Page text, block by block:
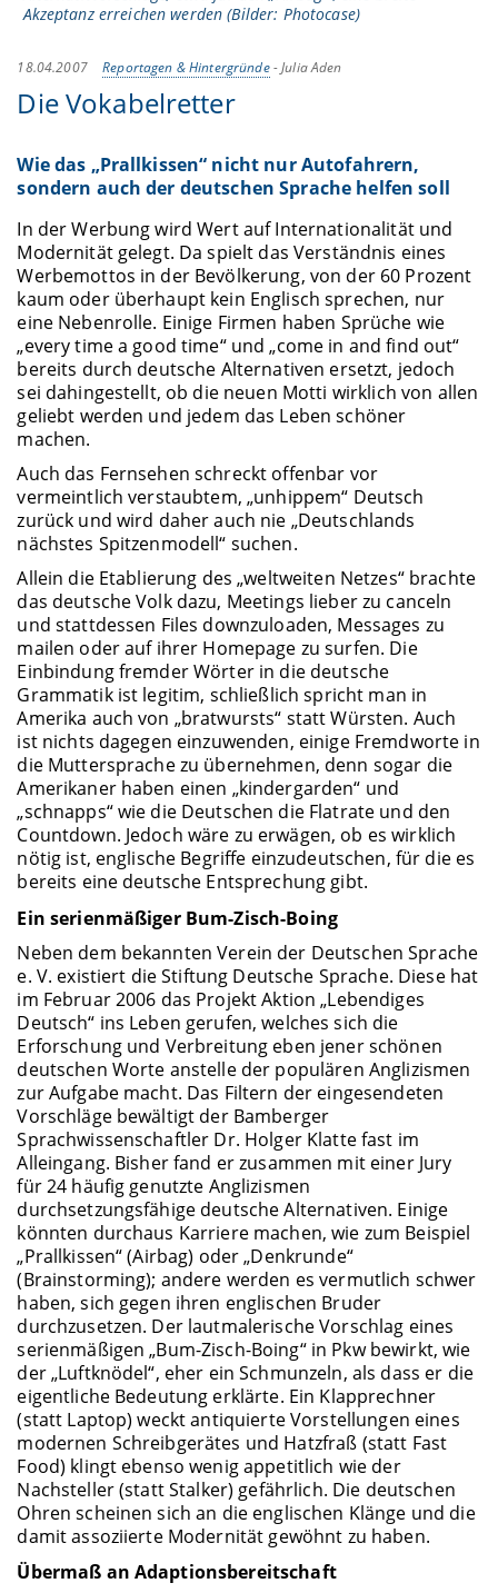
Akzeptanz erreichen werden (Bilder: Photocase)
18.04.2007 Reportagen & Hintergründe-Julia Aden
Die Vokabelretter
Wie das „Prallkissen“ nicht nur Autofahrern,
sondern auch der deutschen Sprache helfen soll
In der Werbung wird Wert auf Internationalität und
Modernität gelegt. Da spielt das Verständnis eines
Werbemottos in der Bevölkerung, von der 60 Prozent
kaum oder überhaupt kein Englisch sprechen, nur
eine Nebenrolle. Einige Firmen haben Sprüche wie
„every time a good time“ und „come in and find out“
bereits durch deutsche Alternativen ersetzt, jedoch
sei dahingestellt, ob die neuen Motti wirklich von allen
geliebt werden und jedem das Leben schöner
machen.
Auch das Fernsehen schreckt offenbar vor
vermeintlich verstaubtem, „unhippem“ Deutsch
zurück und wird daher auch nie „Deutschlands
nächstes Spitzenmodell“ suchen.
Allein die Etablierung des „weltweiten Netzes“ brachte
das deutsche Volk dazu, Meetings lieber zu canceln
und stattdessen Files downzuloaden, Messages zu
mailen oder auf ihrer Homepage zu surfen. Die
Einbindung fremder Wörter in die deutsche
Grammatik ist legitim, schließlich spricht man in
Amerika auch von „bratwursts“ statt Würsten. Auch
ist nichts dagegen einzuwenden, einige Fremdworte in
die Muttersprache zu übernehmen, denn sogar die
Amerikaner haben einen „kindergarden“ und
„schnapps“ wie die Deutschen die Flatrate und den
Countdown. Jedoch wäre zu erwägen, ob es wirklich
nötig ist, englische Begriffe einzudeutschen, für die es
bereits eine deutsche Entsprechung gibt.
Ein serienmäßiger Bum-Zisch-Boing
Neben dem bekannten Verein der Deutschen Sprache
e. V. existiert die Stiftung Deutsche Sprache. Diese hat
im Februar 2006 das Projekt Aktion „Lebendiges
Deutsch“ ins Leben gerufen, welches sich die
Erforschung und Verbreitung eben jener schönen
deutschen Worte anstelle der populären Anglizismen
zur Aufgabe macht. Das Filtern der eingesendeten
Vorschläge bewältigt der Bamberger
Sprachwissenschaftler Dr. Holger Klatte fast im
Alleingang. Bisher fand er zusammen mit einer Jury
für 24 häufig genutzte Anglizismen
durchsetzungsfähige deutsche Alternativen. Einige
könnten durchaus Karriere machen, wie zum Beispiel
„Prallkissen“ (Airbag) oder „Denkrunde“
(Brainstorming); andere werden es vermutlich schwer
haben, sich gegen ihren englischen Bruder
durchzusetzen. Der lautmalerische Vorschlag eines
serienmäßigen „Bum-Zisch-Boing“ in Pkw bewirkt, wie
der „Luftknödel“, eher ein Schmunzeln, als dass er die
eigentliche Bedeutung erklärte. Ein Klapprechner
(statt Laptop) weckt antiquierte Vorstellungen eines
modernen Schreibgerätes und Hatzfraß (statt Fast
Food) klingt ebenso wenig appetitlich wie der
Nachsteller (statt Stalker) gefährlich. Die deutschen
Ohren scheinen sich an die englischen Klänge und die
damit assoziierte Modernität gewöhnt zu haben.
Übermaß an Adaptionsbereitschaft